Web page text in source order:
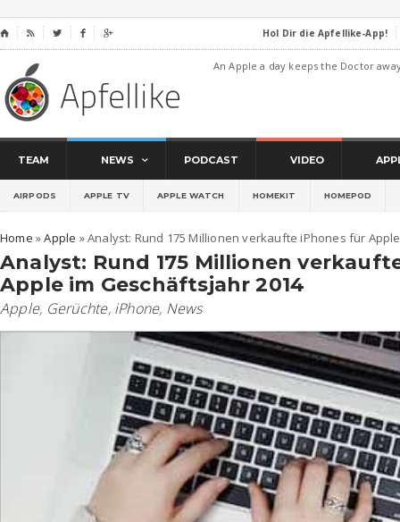
⌂     Hol Dir die Apfellike-App!
An Apple a day keeps the Doctor
TEAM NEWS PODCAST VIDEO
AIRPODS APPLE TV APPLE WATCH HOMEKIT HOMEPOD
Home »Apple »Analyst: Rund 175 Millionen verkaufte iPhones für
Analyst: Rund 175 Millionen
Apple im Geschäftsjahr 2014
Apple, Gerüchte, iPhone, News